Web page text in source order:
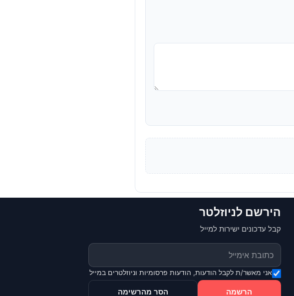
הירשם לניוזלטר
קבל עדכונים ישירות למייל
אני מאשר/ת לקבל הודעות, הודעות פרסומיות וניוזלטרים במייל
הרשמה הסר מהרשימה